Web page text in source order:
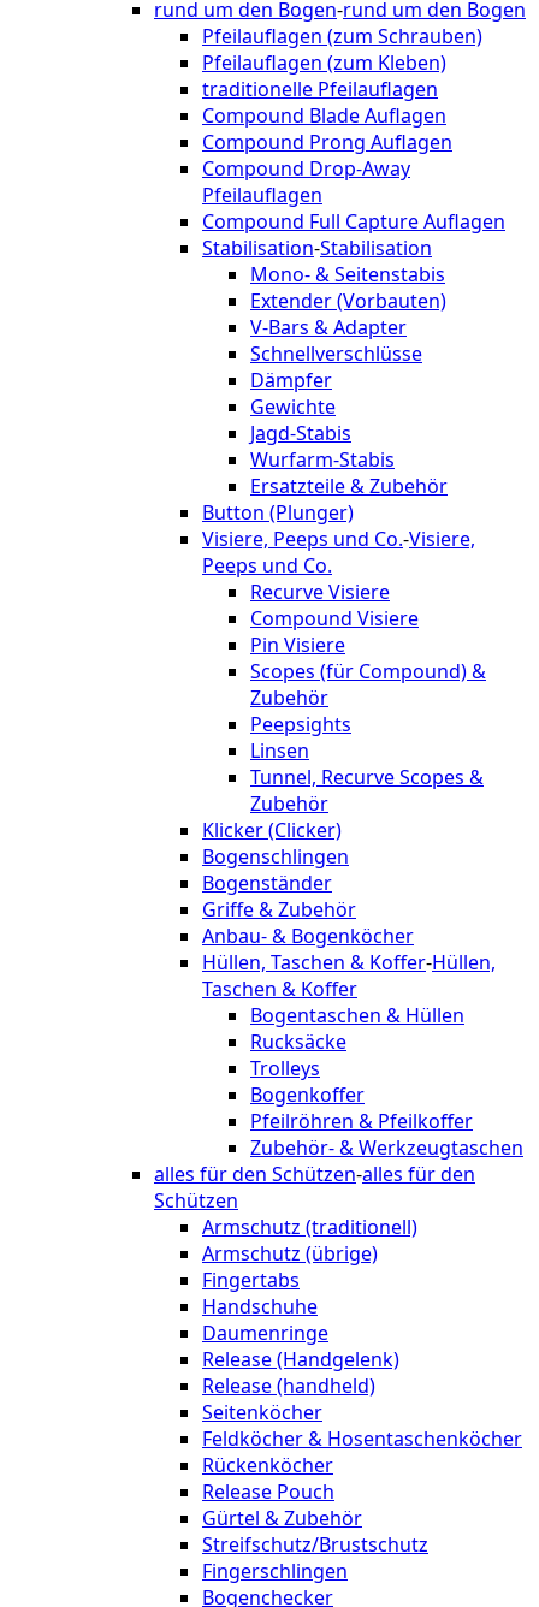
rund um den Bogen-rund um den Bogen
Pfeilauflagen (zum Schrauben)
Pfeilauflagen (zum Kleben)
traditionelle Pfeilauflagen
Compound Blade Auflagen
Compound Prong Auflagen
Compound Drop-Away
Pfeilauflagen
Compound Full Capture Auflagen
Stabilisation-Stabilisation
Mono- & Seitenstabis
Extender (Vorbauten)
V-Bars & Adapter
Schnellverschlüsse
Dämpfer
Gewichte
Jagd-Stabis
Wurfarm-Stabis
Ersatzteile & Zubehör
Button (Plunger)
Visiere, Peeps und Co.-Visiere,
Peeps und Co.
Recurve Visiere
Compound Visiere
Pin Visiere
Scopes (für Compound) &
Zubehör
Peepsights
Linsen
Tunnel, Recurve Scopes &
Zubehör
Klicker (Clicker)
Bogenschlingen
Bogenständer
Griffe & Zubehör
Anbau- & Bogenköcher
Hüllen, Taschen & Koffer-Hüllen,
Taschen & Koffer
Bogentaschen & Hüllen
Rucksäcke
Trolleys
Bogenkoffer
Pfeilröhren & Pfeilkoffer
Zubehör- & Werkzeugtaschen
alles für den Schützen-alles für den
Schützen
Armschutz (traditionell)
Armschutz (übrige)
Fingertabs
Handschuhe
Daumenringe
Release (Handgelenk)
Release (handheld)
Seitenköcher
Feldköcher & Hosentaschenköcher
Rückenköcher
Release Pouch
Gürtel & Zubehör
Streifschutz/Brustschutz
Fingerschlingen
Bogenchecker